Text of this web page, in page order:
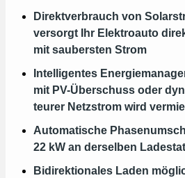
Direktverbrauch von
versorgt Ihr Elektroauto
mit saubersten Strom
Intelligentes
mit PV-Überschuss oder
teurer Netzstrom wird
Automatische
22 kW an derselben
Bidirektionales Laden